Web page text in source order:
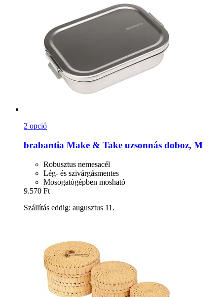
2 opció
brabantia Make & Take uzsonnás doboz, M
Robusztus nemesacél
Lég- és szivárgásmentes
Mosogatógépben mosható
9.570 Ft
Szállítás eddig: augusztus 11.